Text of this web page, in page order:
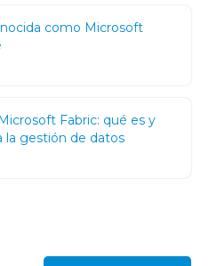
como Microsoft
Fabric: qué es y
la gestión de datos